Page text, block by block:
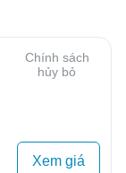
Chính sách
hủy bỏ
Xem giá